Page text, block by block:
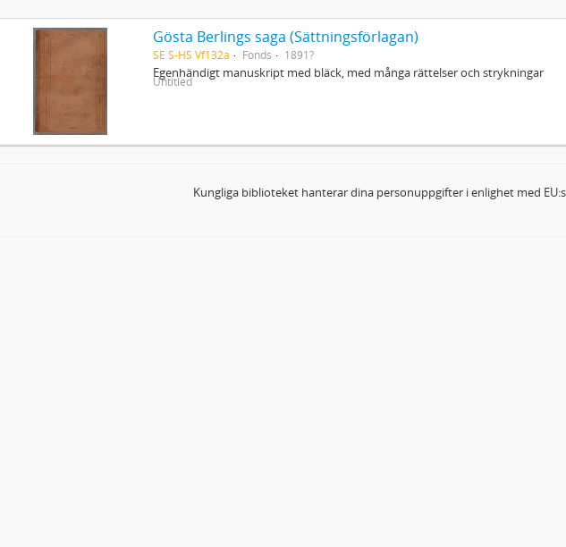
Gösta Berlings saga (Sättningsförlagan)
SE S-HS Vf132a Fonds 1891?
Egenhändigt manuskript med bläck, med många rättelser och strykningar
Untitled
Kungliga biblioteket hanterar dina personuppgifter i enlighet med